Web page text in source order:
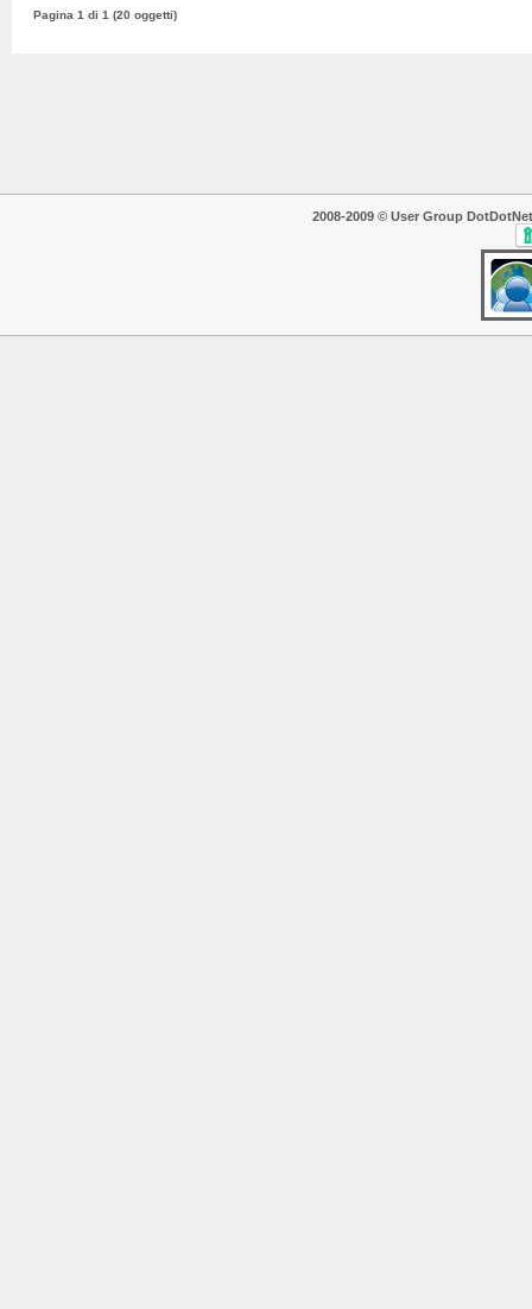
Pagina 1 di 1 (20 oggetti)
2008-2009 © User Group